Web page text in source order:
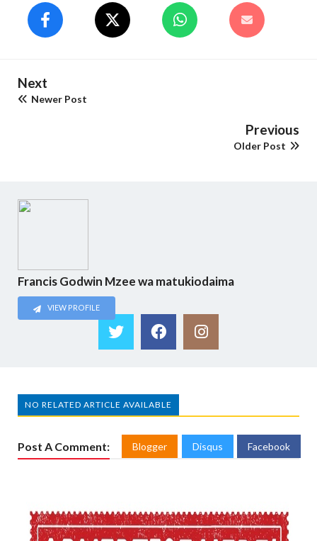
Next
Newer Post
Previous
Older Post
Francis Godwin Mzee wa matukiodaima
VIEW PROFILE
NO RELATED ARTICLE AVAILABLE
Post A Comment: Blogger Disqus Facebook